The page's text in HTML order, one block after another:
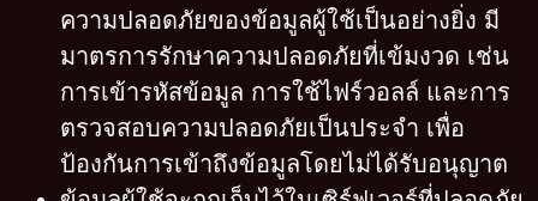
ความปลอดภัยของข้อมูลผู้ใช้เป็นอย่างยิ่ง มี
มาตรการรักษาความปลอดภัยที่เข้มงวด เช่น
การเข้ารหัสข้อมูล การใช้ไฟร์วอลล์ และการ
ตรวจสอบความปลอดภัยเป็นประจำ เพื่อ
ป้องกันการเข้าถึงข้อมูลโดยไม่ได้รับอนุญาต